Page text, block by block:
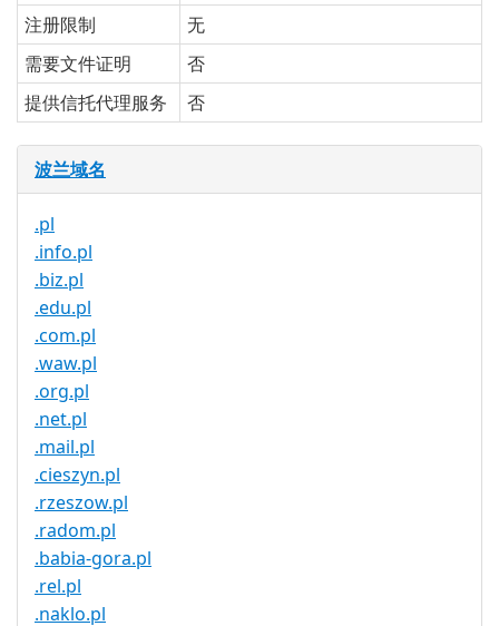
注册限制
无
需要文件证明
否
提供信托代理服务
否
波兰域名
.pl
.info.pl
.biz.pl
.edu.pl
.com.pl
.waw.pl
.org.pl
.net.pl
.mail.pl
.cieszyn.pl
.rzeszow.pl
.radom.pl
.babia-gora.pl
.rel.pl
.naklo.pl